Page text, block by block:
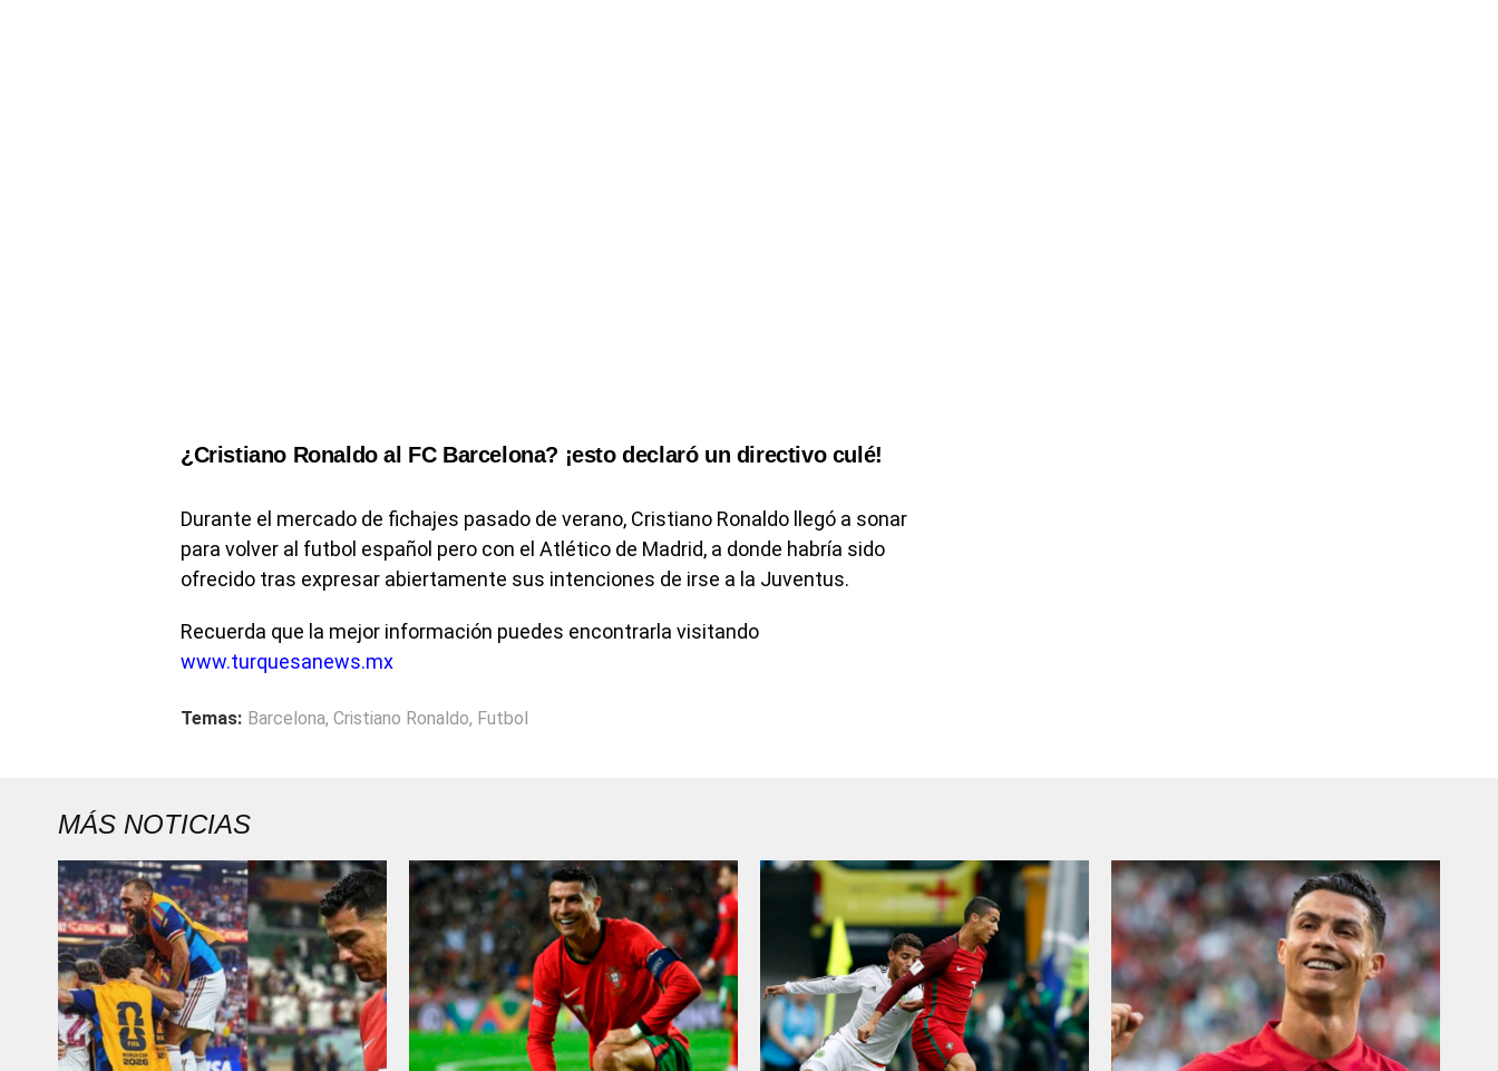
¿Cristiano Ronaldo al FC Barcelona? ¡esto declaró un directivo culé!
Durante el mercado de fichajes pasado de verano, Cristiano Ronaldo llegó a sonar
para volver al futbol español pero con el Atlético de Madrid, a donde habría sido
ofrecido tras expresar abiertamente sus intenciones de irse a la Juventus.
Recuerda que la mejor información puedes encontrarla visitando
www.turquesanews.mx
Temas: Barcelona, Cristiano Ronaldo, Futbol
MÁS NOTICIAS